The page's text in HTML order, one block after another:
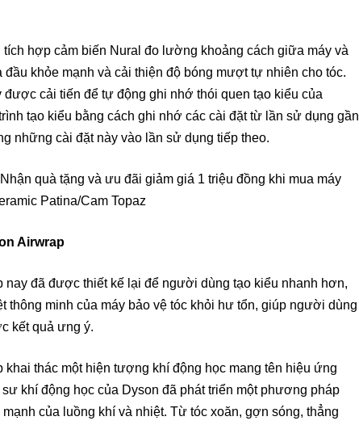
tích hợp cảm biến Nural đo lường khoảng cách giữa máy và
đầu khỏe mạnh và cải thiện độ bóng mượt tự nhiên cho tóc.
được cải tiến để tự động ghi nhớ thói quen tạo kiểu của
tạo kiểu bằng cách ghi nhớ các cài đặt từ lần sử dụng gần
những cài đặt này vào lần sử dụng tiếp theo.
Nhận quà tặng và ưu đãi giảm giá 1 triệu đồng khi mua máy
Patina/Cam Topaz
Airwrap
nay đã được thiết kế lại để người dùng tạo kiểu nhanh hơn,
thông minh của máy bảo vệ tóc khỏi hư tổn, giúp người dùng
kết quả ưng ý.
khai thác một hiện tượng khí động học mang tên hiệu ứng
khí động học của Dyson đã phát triển một phương pháp
của luồng khí và nhiệt. Từ tóc xoăn, gợn sóng, thẳng